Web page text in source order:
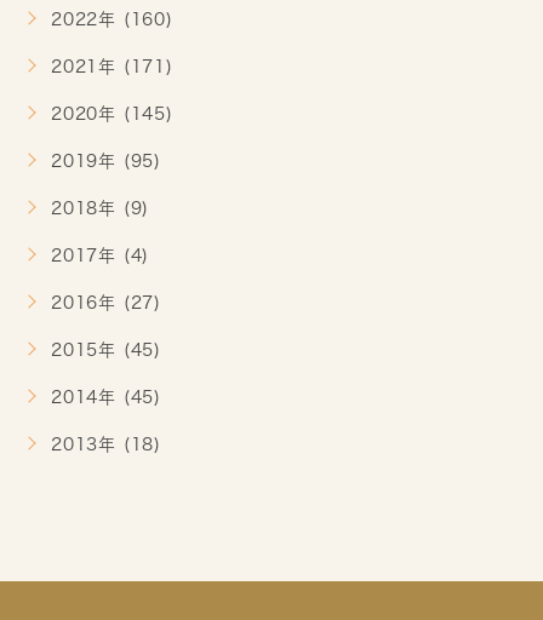
2022年 (160)
2021年 (171)
2020年 (145)
2019年 (95)
2018年 (9)
2017年 (4)
2016年 (27)
2015年 (45)
2014年 (45)
2013年 (18)